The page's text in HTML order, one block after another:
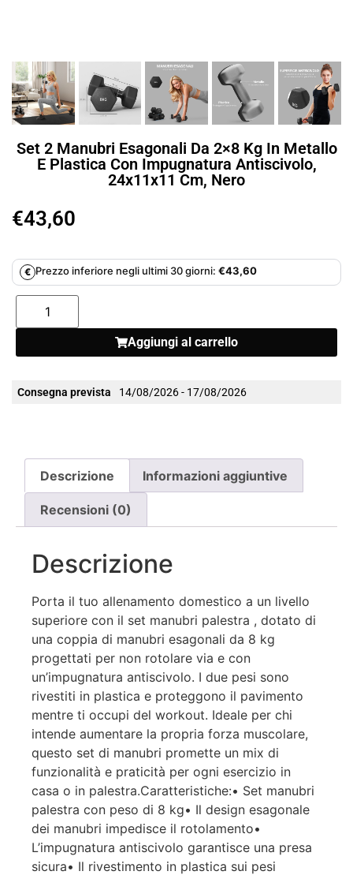
Set 2 Manubri Esagonali Da 2×8 Kg In Metallo
E Plastica Con Impugnatura Antiscivolo,
24x11x11 Cm, Nero
€43,60
€ Prezzo inferiore negli ultimi 30 giorni: €43,60
Aggiungi al carrello
Consegna prevista 14/08/2026 - 17/08/2026
Descrizione Informazioni aggiuntive
Recensioni (0)
Descrizione
Porta il tuo allenamento domestico a un livello
superiore con il set manubri palestra , dotato di
una coppia di manubri esagonali da 8 kg
progettati per non rotolare via e con
un’impugnatura antiscivolo. I due pesi sono
rivestiti in plastica e proteggono il pavimento
mentre ti occupi del workout. Ideale per chi
intende aumentare la propria forza muscolare,
questo set di manubri promette un mix di
funzionalità e praticità per ogni esercizio in
casa o in palestra.Caratteristiche:• Set manubri
palestra con peso di 8 kg• Il design esagonale
dei manubri impedisce il rotolamento•
L’impugnatura antiscivolo garantisce una presa
sicura• Il rivestimento in plastica sui pesi